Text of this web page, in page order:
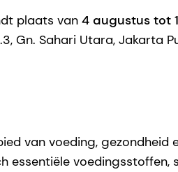
plaats van 4 augustus tot
Gn. Sahari Utara, Jakarta
van voeding, gezondheid
essentiële voedingsstoffen,